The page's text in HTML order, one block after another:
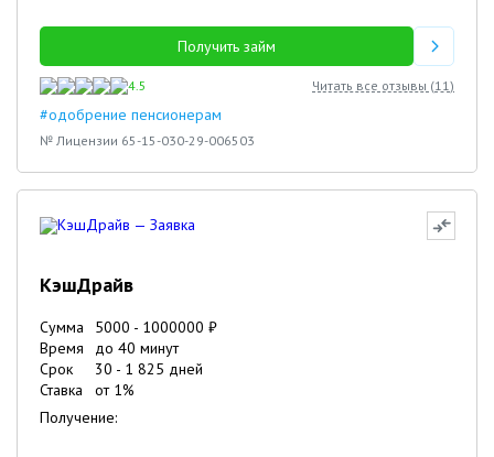
Получить займ
4.5 Читать все отзывы (11)
#одобрение пенсионерам
№ Лицензии 65-15-030-29-006503
КэшДрайв
Сумма 5000 - 1000000 ₽
Время
до 40 минут
Срок
30 - 1 825 дней
Ставка
от 1%
Получение: